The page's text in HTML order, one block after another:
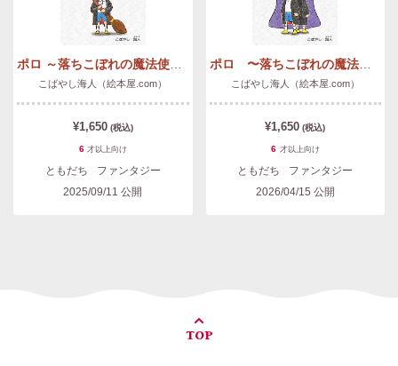
こばやし海人（絵本屋.com）
¥1,650 (税込)
6 才以上向け
ともだち
ファンタジー
2025/09/11 公開
ポロ 〜落ちこぼれの魔法使い〜 第2話「ルークと島の悪魔」
こばやし海人（絵本屋.com）
¥1,650 (税込)
6 才以上向け
ともだち
ファンタジー
2026/04/15 公開
TOP